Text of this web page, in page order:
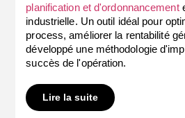
planification et d'ordonnancement
industrielle. Un outil idéal pour
process, améliorer la rentabilité
développé une méthodologie
succès de l'opération.
Lire la suite